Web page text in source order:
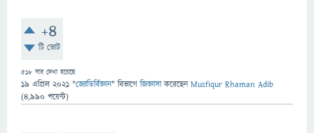
+4
টি ভোট
518 বার দেখা হয়েছে
19 এপ্রিল 2021 "জ্যোতির্বিজ্ঞান" বিভাগে জিজ্ঞাসাকরেছেনMusfiqur Rhaman Adib
(4,990 পয়েন্ট)